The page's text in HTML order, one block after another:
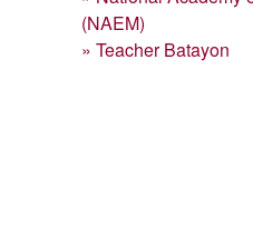
(NAEM)
» Teacher Batayon